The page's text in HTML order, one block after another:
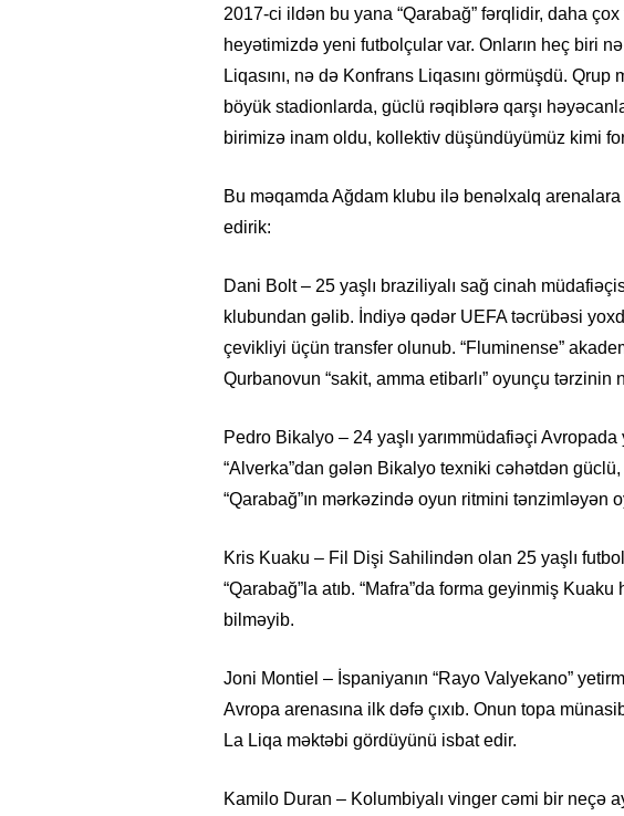
2017-ci ildən bu yana “Qarabağ” fərqlidir, daha
heyətimizdə yeni futbolçular var. Onların heç biri
Liqasını, nə də Konfrans Liqasını görmüşdü.
böyük stadionlarda, güclü rəqiblərə qarşı
birimizə inam oldu, kollektiv düşündüyümüz kimi
Bu məqamda Ağdam klubu ilə benəlxalq arenalara
edirik:
Dani Bolt – 25 yaşlı braziliyalı sağ cinah
klubundan gəlib. İndiyə qədər UEFA təcrübəsi
çevikliyi üçün transfer olunub. “Fluminense”
Qurbanovun “sakit, amma etibarlı” oyunçu tərzinin
Pedro Bikalyo – 24 yaşlı yarımmüdafiəçi Avropada
“Alverka”dan gələn Bikalyo texniki cəhətdən
“Qarabağ”ın mərkəzində oyun ritmini tənzimləyən
Kris Kuaku – Fil Dişi Sahilindən olan 25 yaşlı
“Qarabağ”la atıb. “Mafra”da forma geyinmiş
bilməyib.
Joni Montiel – İspaniyanın “Rayo Valyekano”
Avropa arenasına ilk dəfə çıxıb. Onun topa
La Liqa məktəbi gördüyünü isbat edir.
Kamilo Duran – Kolumbiyalı vinger cəmi bir neçə